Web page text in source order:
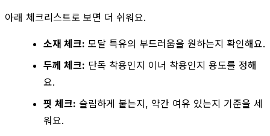
아래 체크리스트로 보면 더 쉬워요.
소재 체크: 모달 특유의 부드러움을 원하는지 확인해요.
두께 체크: 단독 착용인지 이너 착용인지 용도를 정해
요.
핏 체크: 슬림하게 붙는지, 약간 여유 있는지 기준을 세
워요.